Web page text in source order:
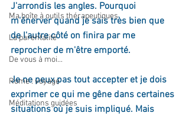
Ma boîte à outils thérapeutiques
La parentalité
De vous à moi...
Rome : voyage
Méditations guidées
J'arrondis les angles. Pourquoi
m'énerver quand je sais très bien que
de l'autre côté on finira par me
reprocher de m'être emporté.
Je ne peux pas tout accepter et je dois
exprimer ce qui me gêne dans certaines
situations où je suis impliqué. Mais